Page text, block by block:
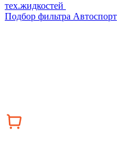
тех.жидкостей
Подбор фильтра Автоспорт